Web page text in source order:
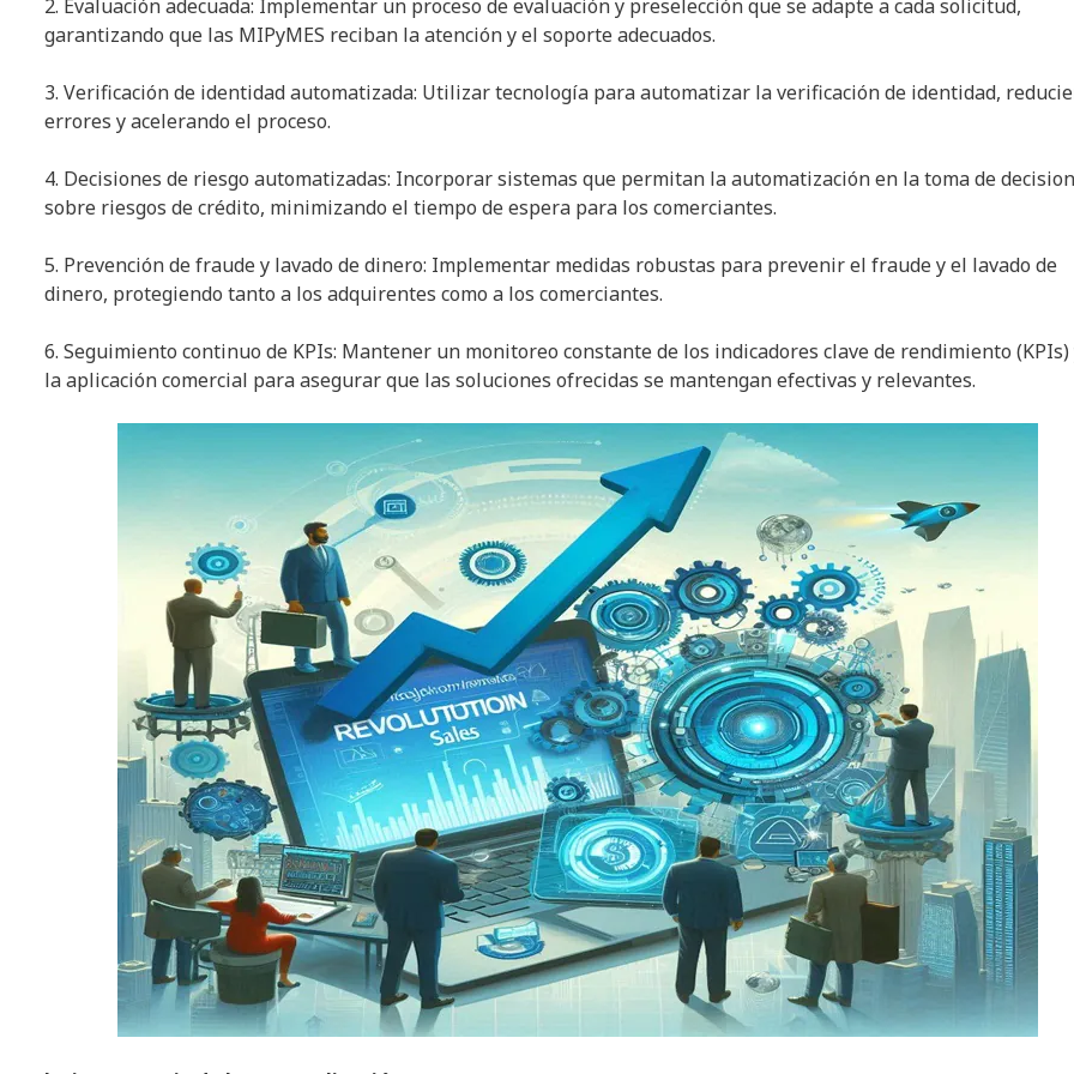
2. Evaluación adecuada: Implementar un proceso de evaluación y preselección que se adapte a cada solicitud,
garantizando que las MIPyMES reciban la atención y el soporte adecuados.
3. Verificación de identidad automatizada: Utilizar tecnología para automatizar la verificación de identidad,
errores y acelerando el proceso.
4. Decisiones de riesgo automatizadas: Incorporar sistemas que permitan la automatización en la toma de
sobre riesgos de crédito, minimizando el tiempo de espera para los comerciantes.
5. Prevención de fraude y lavado de dinero: Implementar medidas robustas para prevenir el fraude y el lavado de
dinero, protegiendo tanto a los adquirentes como a los comerciantes.
6. Seguimiento continuo de KPIs: Mantener un monitoreo constante de los indicadores clave de rendimiento (KPIs)
la aplicación comercial para asegurar que las soluciones ofrecidas se mantengan efectivas y relevantes.